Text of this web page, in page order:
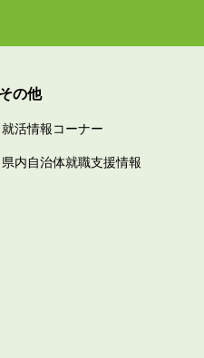
その他
就活情報コーナー
県内自治体就職支援情報